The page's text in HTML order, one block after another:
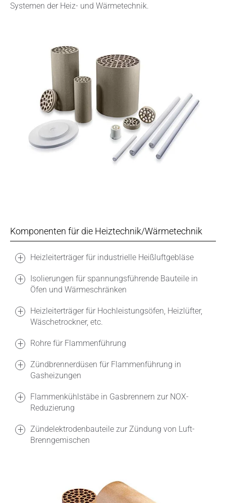
Systemen der Heiz- und Wärmetechnik.
Komponenten für die Heiztechnik/Wärmetechnik
Heizleiterträger für industrielle Heißluftgebläse
Isolierungen für spannungsführende Bauteile in
Öfen und Wärmeschränken
Heizleiterträger für Hochleistungsöfen, Heizlüfter,
Wäschetrockner, etc.
Rohre für Flammenführung
Zündbrennerdüsen für Flammenführung in
Gasheizungen
Flammenkühlstäbe in Gasbrennern zur NOX-
Reduzierung
Zündelektrodenbauteile zur Zündung von Luft-
Brenngemischen